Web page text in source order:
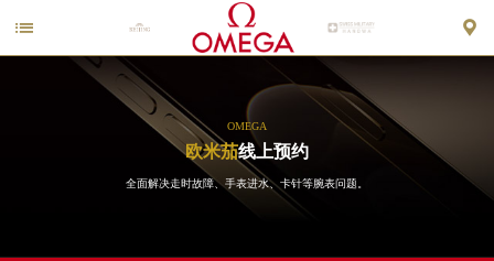
 
OMEGA
欧米茄线上预约
全面解决走时故障、手表进水、卡针等腕表问题。